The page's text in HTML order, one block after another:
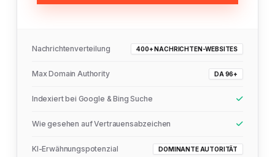
Nachrichtenverteilung 400+ NACHRICHTEN-WEBSITES
Max Domain Authority DA 96+
Indexiert bei Google & Bing Suche
Wie gesehen auf Vertrauensabzeichen
KI-Erwähnungspotenzial DOMINANTE AUTORITÄT